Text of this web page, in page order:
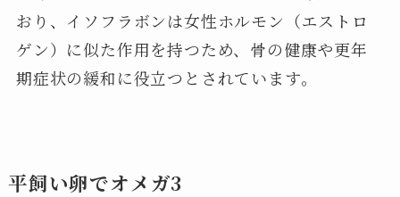
おり、イソフラボンは女性ホルモン（エストロ
ゲン）に似た作用を持つため、骨の健康や更年
期症状の緩和に役立つとされています。
平飼い卵でオメガ3